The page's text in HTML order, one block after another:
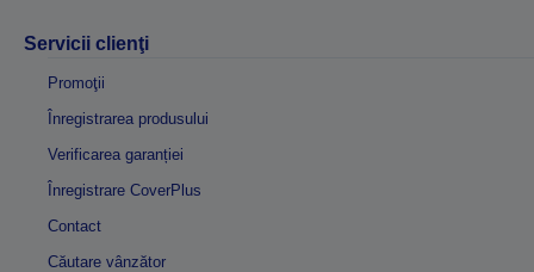
Servicii clienţi
Promoţii
Înregistrarea produsului
Verificarea garanției
Înregistrare CoverPlus
Contact
Căutare vânzător